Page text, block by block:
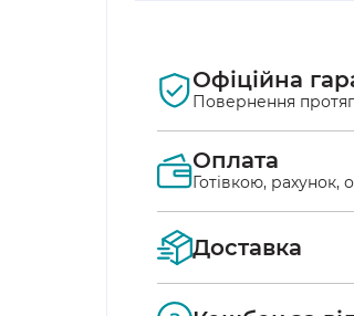
Офіційна
Повернення
Оплата
Готівкою, рахунок,
Ви маєте
Доставка